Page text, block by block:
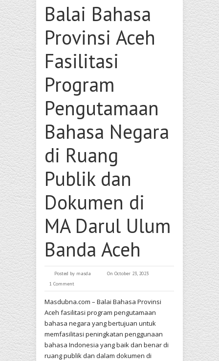
Balai Bahasa
Provinsi Aceh
Fasilitasi
Program
Pengutamaan
Bahasa Negara
di Ruang
Publik dan
Dokumen di
MA Darul Ulum
Banda Aceh
Posted by masda
On October 23, 2023
1 Comment
Masdubna.com – Balai Bahasa Provinsi
Aceh fasilitasi program pengutamaan
bahasa negara yang bertujuan untuk
memfasilitasi peningkatan penggunaan
bahasa Indonesia yang baik dan benar di
ruang publik dan dalam dokumen di